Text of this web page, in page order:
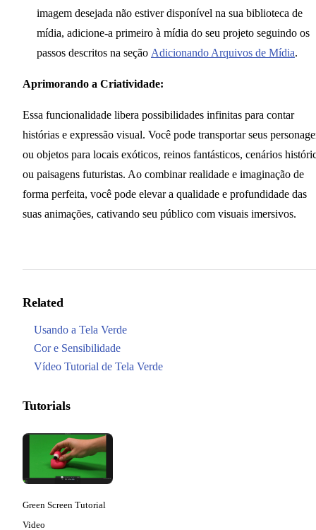
imagem desejada não estiver disponível na sua biblioteca de
mídia, adicione-a primeiro à mídia do seu projeto seguindo os
passos descritos na seção Adicionando Arquivos de Mídia.
Aprimorando a Criatividade:
Essa funcionalidade libera possibilidades infinitas para contar
histórias e expressão visual. Você pode transportar seus
ou objetos para locais exóticos, reinos fantásticos, cenários
ou paisagens futuristas. Ao combinar realidade e imaginação de
forma perfeita, você pode elevar a qualidade e profundidade das
suas animações, cativando seu público com visuais imersivos.
Related
Usando a Tela Verde
Cor e Sensibilidade
Vídeo Tutorial de Tela Verde
Tutorials
Green Screen Tutorial
Video